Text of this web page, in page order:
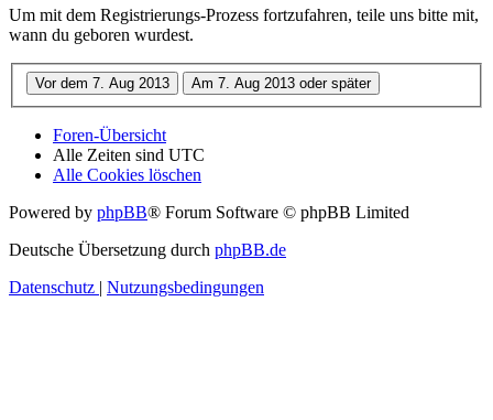
Um mit dem Registrierungs-Prozess fortzufahren, teile uns bitte mit,
wann du geboren wurdest.
Foren-Übersicht
Alle Zeiten sind UTC
Alle Cookies löschen
Powered by phpBB® Forum Software © phpBB Limited
Deutsche Übersetzung durch phpBB.de
Datenschutz | Nutzungsbedingungen